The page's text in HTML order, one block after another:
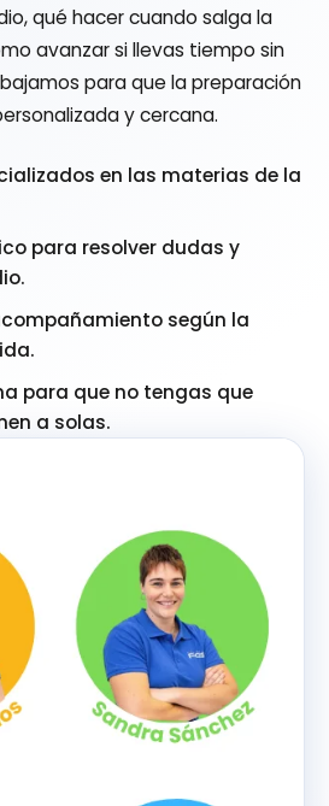
qué hacer cuando salga la
avanzar si llevas tiempo sin
para que la preparación
y cercana.
en las materias de la
para resolver dudas y
según la
para que no tengas que
a solas.